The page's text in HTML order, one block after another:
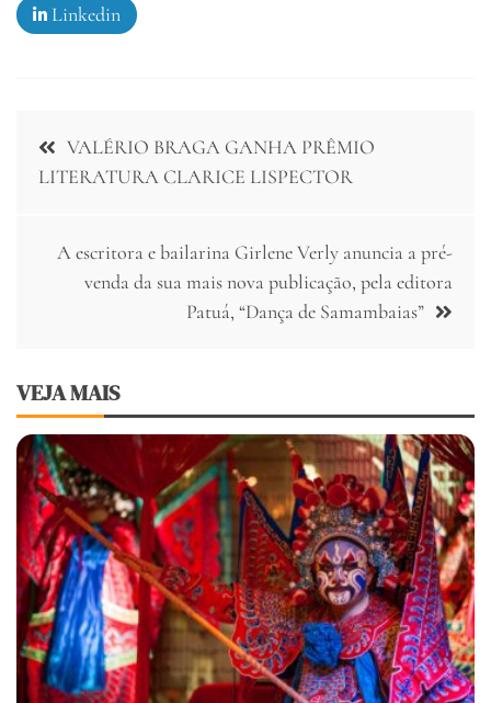
Linkedin
Navegação
de
VALÉRIO BRAGA GANHA PRÊMIO
LITERATURA CLARICE LISPECTOR
A escritora e bailarina Girlene Verly anuncia a pré-
venda da sua mais nova publicação, pela editora
Patuá, “Dança de Samambaias”
VEJA MAIS